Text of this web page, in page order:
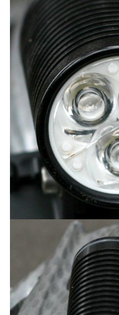
Tendances
Tous nos articles